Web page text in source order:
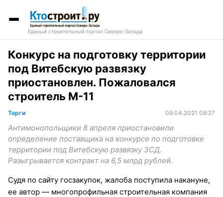
Единый строительный портал Северо-Запада
Конкурс на подготовку территории
под Витебскую развязку
приостановлен. Пожаловался
строитель М-11
Торги 09.04.2021 08:27
Антимонопольщики 8 апреля приостановили
определение поставщика на конкурсе по подготовке
территории под Витебскую развязку ЗСД.
Разыгрывается контракт на 6,5 млрд рублей.
Судя по сайту госзакупок, жалоба поступила накануне,
ее автор — многопрофильная строительная компания